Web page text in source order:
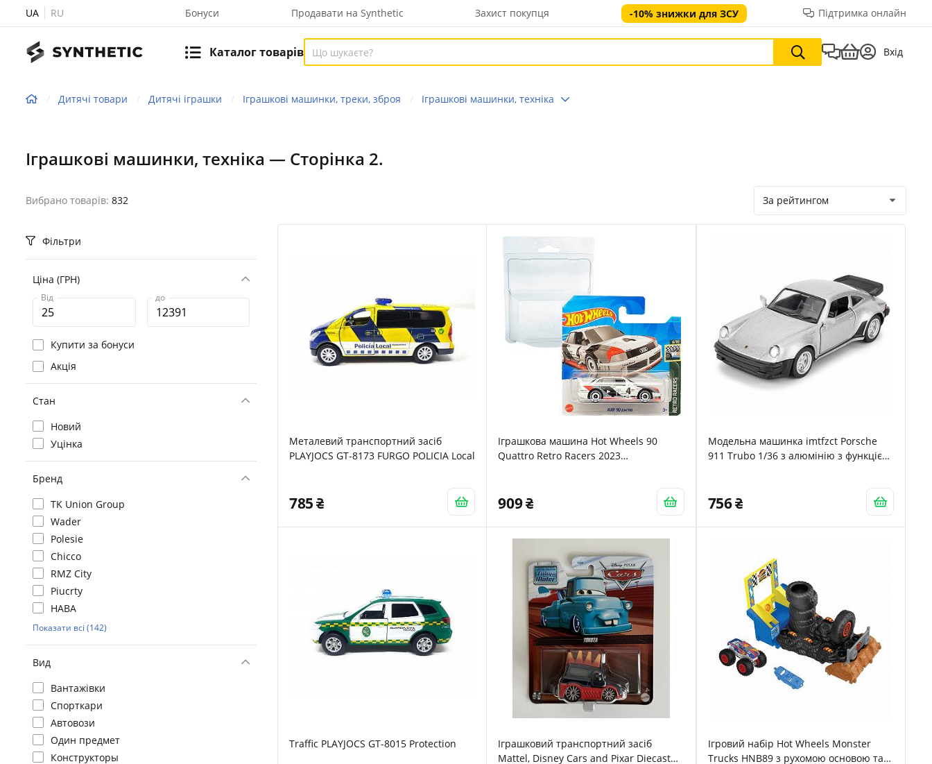
UA RU Бонуси Продавати на Synthetic Захист покупця -10% знижки для ЗСУ Підтримка онлайн
Каталог товарів Вхід
Дитячі товари Дитячі іграшки Іграшкові машинки, треки, зброя Іграшкові машинки, техніка
Іграшкові машинки, техніка — Сторінка 2.
Вибрано товарів: 832 За рейтингом
Фільтри
Ціна (ГРН)
Від до
Купити за бонуси
Акція
Стан
Новий
Уцінка
Бренд
TK Union Group
Wader
Polesie
Chicco
RMZ City
Piucrty
HABA
Показати всі (142)
Вид
Вантажівки
Спорткари
Автовози
Один предмет
Конструкторы
Металевий транспортний засіб
PLAYJOCS GT-8173 FURGO POLICIA Local
785
Іграшкова машина Hot Wheels 90
Quattro Retro Racers 2023
909
Модельна машинка imtfzct Porsche
911 Trubo 1/36 з алюмінію з функцією
756
Traffic PLAYJOCS GT-8015 Protection
Іграшковий транспортний засіб
Mattel, Disney Cars and Pixar Diecast
Ігровий набір Hot Wheels Monster
Trucks HNB89 з рухомою основою та